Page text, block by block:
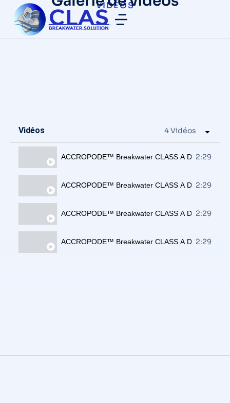
VIDÉOS
Vidéos 4 Vidéos
ACCROPODE™ Breakwater CLASS A Dungquat
2:29
ACCROPODE™ Breakwater CLASS A Dungquat
2:29
ACCROPODE™ Breakwater CLASS A Dungquat
2:29
ACCROPODE™ Breakwater CLASS A Dungquat
2:29